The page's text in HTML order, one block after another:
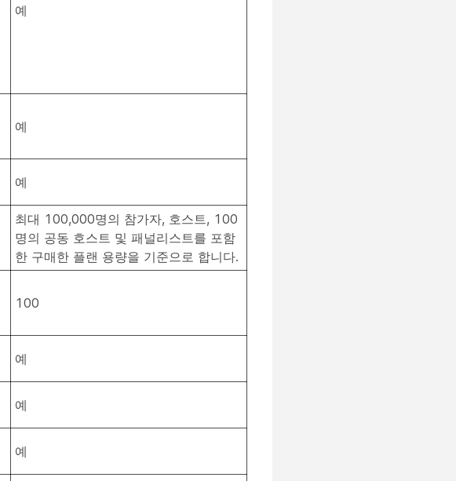
예
예
예
최대 100,000명의 참가자, 호스트, 100
명의 공동 호스트 및 패널리스트를 포함
한 구매한 플랜 용량을 기준으로 합니다.
100
예
예
예